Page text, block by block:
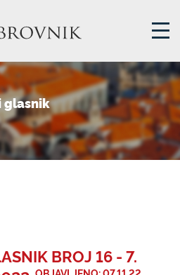
UPRAVA
SAMOUPRAVA
glasnik
BROJ 16 - 7.